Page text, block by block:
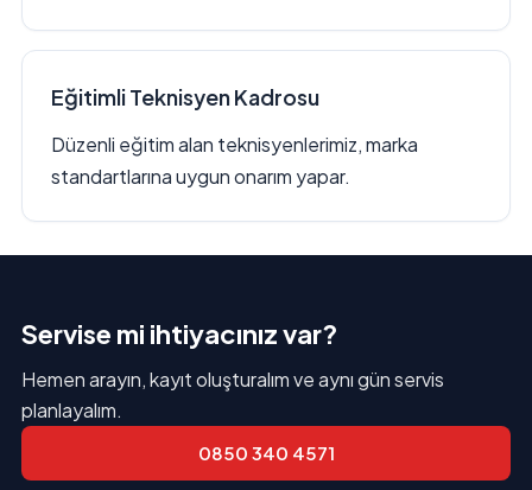
Eğitimli Teknisyen Kadrosu
Düzenli eğitim alan teknisyenlerimiz, marka
standartlarına uygun onarım yapar.
Servise mi ihtiyacınız var?
Hemen arayın, kayıt oluşturalım ve aynı gün servis
planlayalım.
0850 340 4571